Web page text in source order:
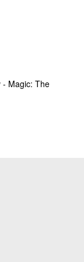
- Magic: The